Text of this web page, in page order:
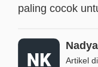
paling cocok
Artikel